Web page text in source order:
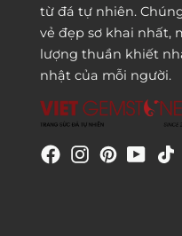
từ đá tự nhiên.
vẻ đẹp sơ khai nhất,
lượng thuần khiết
nhật của mỗi người.